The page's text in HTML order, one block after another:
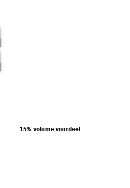
15% volume voordeel